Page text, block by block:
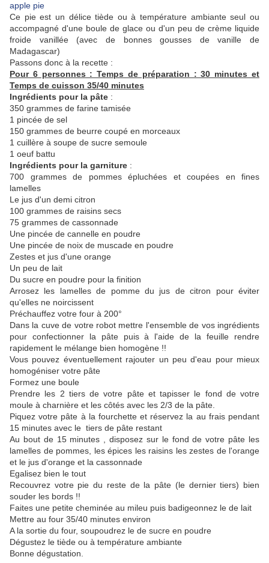
apple pie
Ce pie est un délice tiède ou à température ambiante seul ou
accompagné d'une boule de glace ou d'un peu de crème liquide
froide vanillée (avec de bonnes gousses de vanille de
Madagascar)
Passons donc à la recette :
Pour 6 personnes : Temps de préparation : 30 minutes et
Temps de cuisson 35/40 minutes
Ingrédients pour la pâte :
350 grammes de farine tamisée
1 pincée de sel
150 grammes de beurre coupé en morceaux
1 cuillère à soupe de sucre semoule
1 oeuf battu
Ingrédients pour la garniture :
700 grammes de pommes épluchées et coupées en fines
lamelles
Le jus d'un demi citron
100 grammes de raisins secs
75 grammes de cassonnade
Une pincée de cannelle en poudre
Une pincée de noix de muscade en poudre
Zestes et jus d'une orange
Un peu de lait
Du sucre en poudre pour la finition
Arrosez les lamelles de pomme du jus de citron pour éviter
qu'elles ne noircissent
Préchauffez votre four à 200°
Dans la cuve de votre robot mettre l'ensemble de vos ingrédients
pour confectionner la pâte puis à l'aide de la feuille rendre
rapidement le mélange bien homogène !!
Vous pouvez éventuellement rajouter un peu d'eau pour mieux
homogéniser votre pâte
Formez une boule
Prendre les 2 tiers de votre pâte et tapisser le fond de votre
moule à charnière et les côtés avec les 2/3 de la pâte.
Piquez votre pâte à la fourchette et réservez la au frais pendant
15 minutes avec le tiers de pâte restant
Au bout de 15 minutes , disposez sur le fond de votre pâte les
lamelles de pommes, les épices les raisins les zestes de l'orange
et le jus d'orange et la cassonnade
Egalisez bien le tout
Recouvrez votre pie du reste de la pâte (le dernier tiers) bien
souder les bords !!
Faites une petite cheminée au mileu puis badigeonnez le de lait
Mettre au four 35/40 minutes environ
A la sortie du four, soupoudrez le de sucre en poudre
Dégustez le tiède ou à température ambiante
Bonne dégustation.